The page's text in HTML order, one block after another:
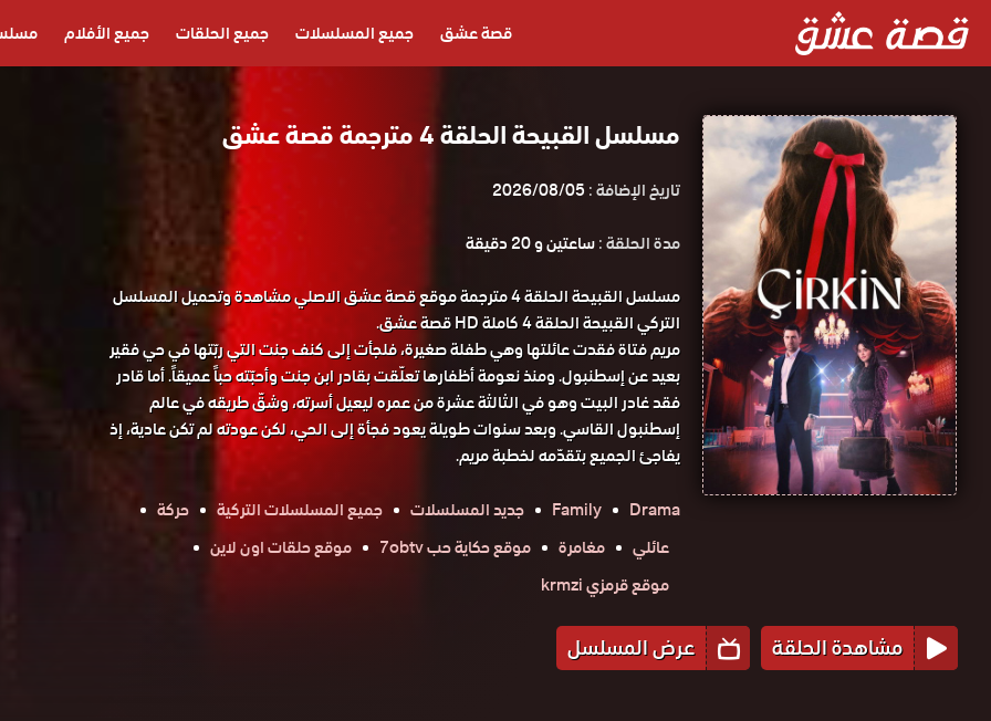
قصة عشق جميع المسلسلات جميع الحلقات جميع الأفلام
مسلسل القبيحة الحلقة 4 مترجمة قصة عشق
تاريخ الإضافة :2026/08/05
مدة الحلقة :ساعتين و 20 دقيقة
مسلسل القبيحة الحلقة 4 مترجمة موقع قصة عشق الاصلي مشاهدة وتحميل المسلسل
التركي القبيحة الحلقة 4 كاملة HD قصة عشق.
مريم فتاة فقدت عائلتها وهي طفلة صغيرة، فلجأت إلى كنف جنت التي ربّتها في حي فقير
بعيد عن إسطنبول. ومنذ نعومة أظفارها تعلّقت بقادر ابن جنت وأحبّته حباً عميقاً. أما قادر
فقد غادر البيت وهو في الثالثة عشرة من عمره ليعيل أسرته، وشقّ طريقه في عالم
إسطنبول القاسي. وبعد سنوات طويلة يعود فجأة إلى الحي، لكن عودته لم تكن عادية، إذ
يفاجئ الجميع بتقدّمه لخطبة مريم.
Drama
Family جديد المسلسلات جميع المسلسلات التركية
حركة
عائلي
مغامرة موقع حكاية حب 7obtv
موقع حلقات اون لاين
موقع قرمزي krmzi
مشاهدة الحلقة عرض المسلسل